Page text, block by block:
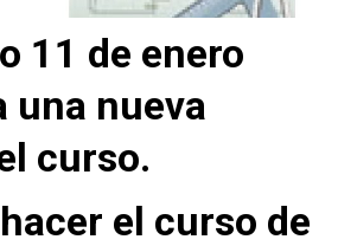
11 de enero
una nueva
curso.
el curso de